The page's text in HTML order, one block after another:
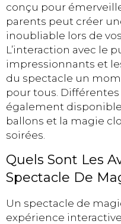
conçu pour
parents peut créer
inoubliable lors de
L’interaction avec le
impressionnants et
du spectacle un
pour tous.
également
ballons et la magie
soirées.
Quels Sont Les
Spectacle De
Un spectacle de
expérience